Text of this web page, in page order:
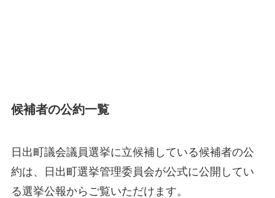
候補者の公約一覧
日出町議会議員選挙に立候補している候補者の公
約は、日出町選挙管理委員会が公式に公開してい
る選挙公報からご覧いただけます。